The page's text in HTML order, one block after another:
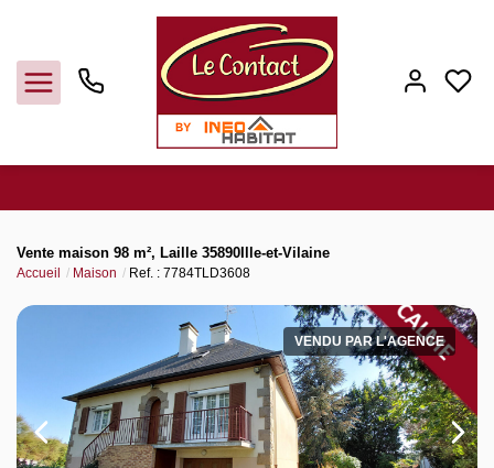
Gerer
Vente maison 98 m², Laille 35890Ille-et-Vilaine
Accueil Maison Ref. : 7784TLD3608
VENDU PAR L'AGENCE